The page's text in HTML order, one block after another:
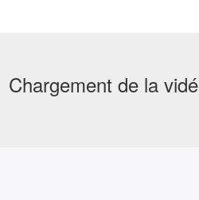
Chargement de la